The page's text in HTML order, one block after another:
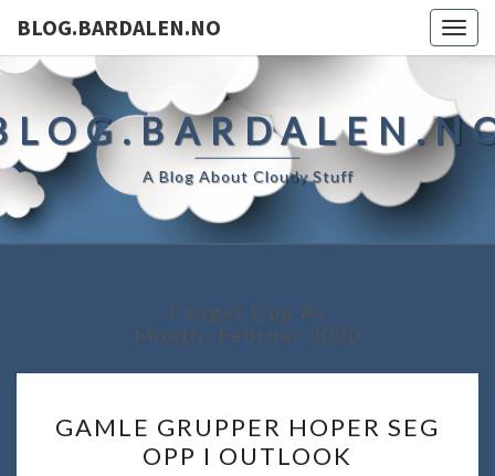
BLOG.BARDALEN.NO
A Blog About Cloudy Stuff
Fanget Opp Av
Month: Februar 2020
GRUPPER
HOPER
GAMLE GRUPPER HOPER SEG
OPP I OUTLOOK